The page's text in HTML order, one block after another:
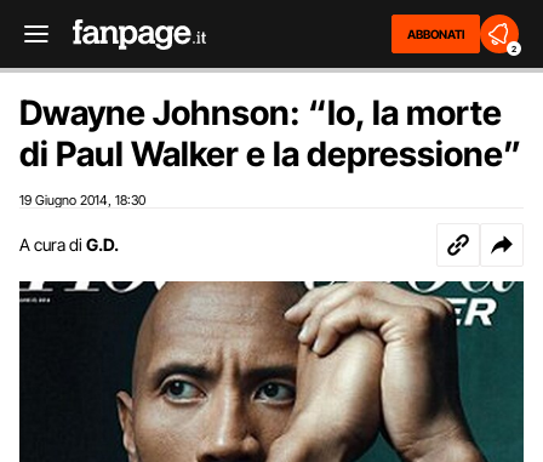
ABBONATI
2
Dwayne Johnson: “Io, la morte
di Paul Walker e la depressione”
19 Giugno 2014 18:30
A cura di G.D.